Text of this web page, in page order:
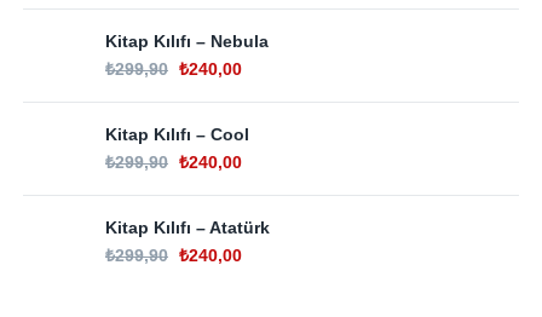
Kitap Kılıfı – Nebula
₺299,90 ₺240,00
Kitap Kılıfı – Cool
₺299,90 ₺240,00
Kitap Kılıfı – Atatürk
₺299,90 ₺240,00